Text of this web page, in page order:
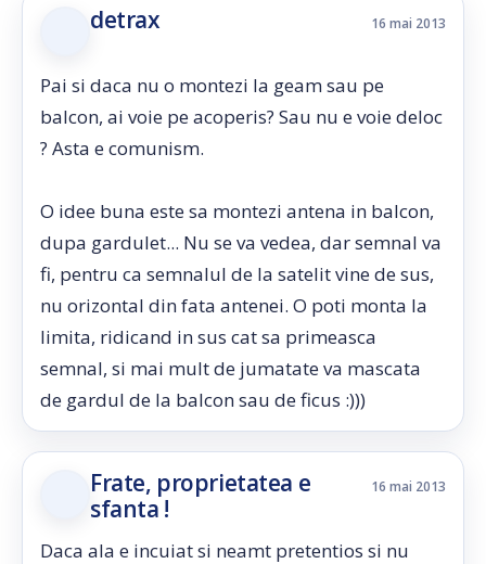
detrax 16 mai 2013
Pai si daca nu o montezi la geam sau pe
balcon, ai voie pe acoperis? Sau nu e voie deloc
? Asta e comunism.
O idee buna este sa montezi antena in balcon,
dupa gardulet... Nu se va vedea, dar semnal va
fi, pentru ca semnalul de la satelit vine de sus,
nu orizontal din fata antenei. O poti monta la
limita, ridicand in sus cat sa primeasca
semnal, si mai mult de jumatate va mascata
de gardul de la balcon sau de ficus :)))
Frate, proprietatea e
sfanta !
16 mai 2013
Daca ala e incuiat si neamt pretentios si nu